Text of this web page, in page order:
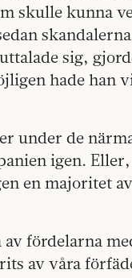
skulle kunna
sig,
hade han
under de
igen.
en majoritet
fördelarna
av våra